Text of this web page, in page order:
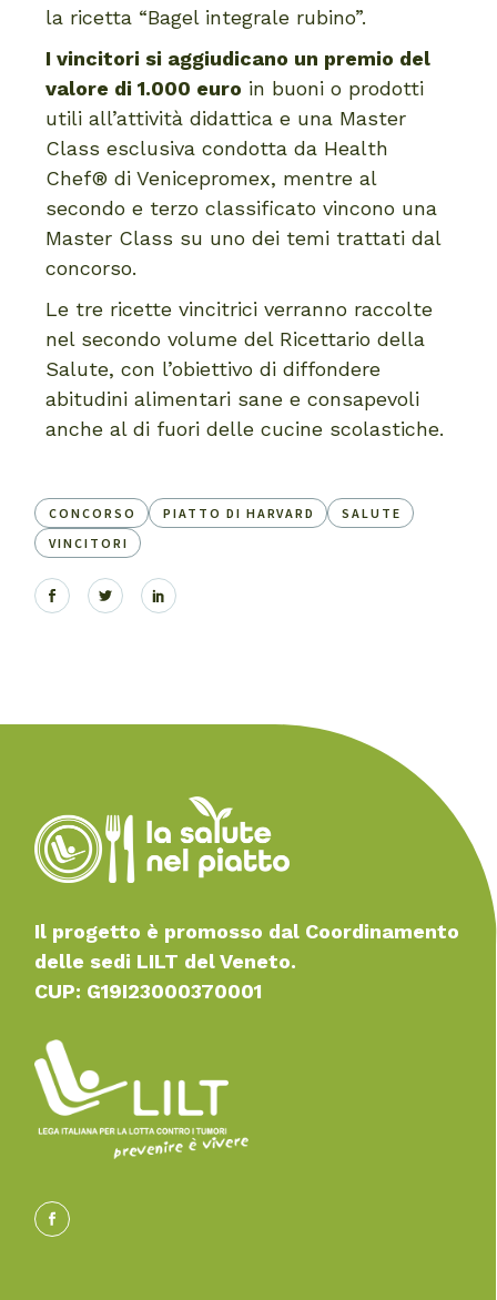
la ricetta “Bagel integrale rubino”.
I vincitori si aggiudicano un premio del
valore di 1.000 euro in buoni o prodotti
utili all’attività didattica e una Master
Class esclusiva condotta da Health
Chef® di Venicepromex, mentre al
secondo e terzo classificato vincono una
Master Class su uno dei temi trattati dal
concorso.
Le tre ricette vincitrici verranno raccolte
nel secondo volume del Ricettario della
Salute, con l’obiettivo di diffondere
abitudini alimentari sane e consapevoli
anche al di fuori delle cucine scolastiche.
CONCORSO PIATTO DI HARVARD
SALUTE
VINCITORI
Il progetto è promosso dal Coordinamento
delle sedi LILT del Veneto.
CUP: G19I23000370001